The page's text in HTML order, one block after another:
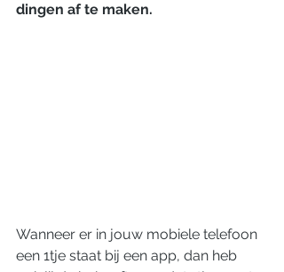
dingen af te maken.
Wanneer er in jouw mobiele telefoon
een 1tje staat bij een app, dan heb